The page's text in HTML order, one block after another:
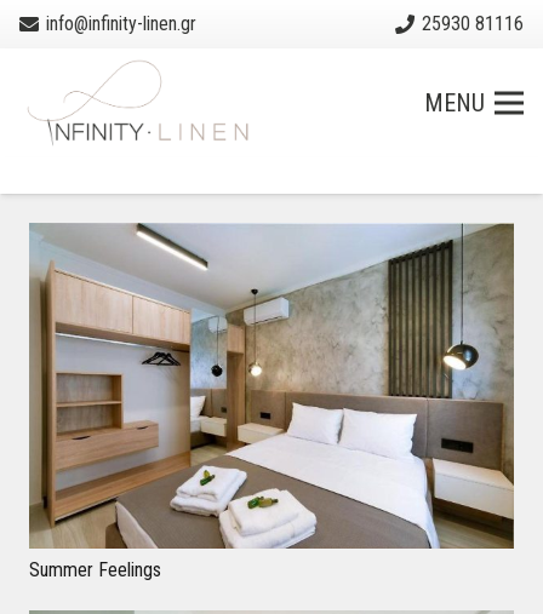
info@infinity-linen.gr 25930 81116
MENU
Summer Feelings